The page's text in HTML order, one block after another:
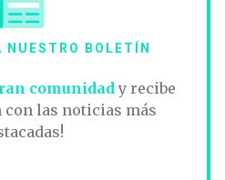
NUESTRO BOLETÍN
comunidad y recibe
las noticias más